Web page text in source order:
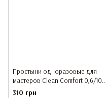
Простыни одноразовые для
мастеров Clean Comfort 0,6/100
м (пл. 20 г/м2) Розовые
310 грн